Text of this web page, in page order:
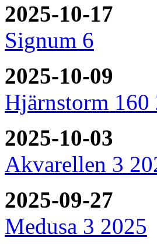
2025-10-17
Signum 6
2025-10-09
Hjärnstorm 160
2025-10-03
Akvarellen 3
2025-09-27
Medusa 3 2025